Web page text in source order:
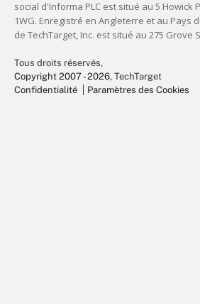
Tous droits réservés,
Copyright 2007 - 2026, TechTarget
Confidentialité
Paramètres des Cookies